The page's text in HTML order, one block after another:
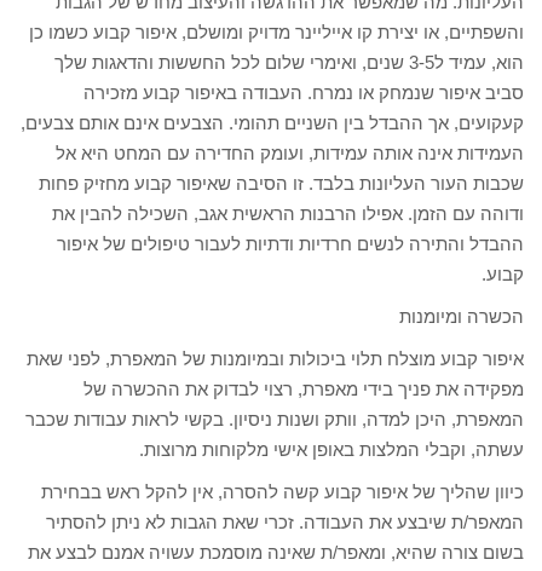
והשפתיים, או יצירת קו אייליינר מדויק ומושלם, איפור קבוע כשמו כן
הוא, עמיד ל3-5 שנים, ואימרי שלום לכל החששות והדאגות שלך
סביב איפור שנמחק או נמרח. העבודה באיפור קבוע מזכירה
קעקועים, אך ההבדל בין השניים תהומי. הצבעים אינם אותם צבעים,
העמידות אינה אותה עמידות, ועומק החדירה עם המחט היא אל
שכבות העור העליונות בלבד. זו הסיבה שאיפור קבוע מחזיק פחות
ודוהה עם הזמן. אפילו הרבנות הראשית אגב, השכילה להבין את
ההבדל והתירה לנשים חרדיות ודתיות לעבור טיפולים של איפור
קבוע.
הכשרה ומיומנות
איפור קבוע מוצלח תלוי ביכולות ובמיומנות של המאפרת, לפני שאת
מפקידה את פניך בידי מאפרת, רצוי לבדוק את ההכשרה של
המאפרת, היכן למדה, וותק ושנות ניסיון. בקשי לראות עבודות שכבר
עשתה, וקבלי המלצות באופן אישי מלקוחות מרוצות.
כיוון שהליך של איפור קבוע קשה להסרה, אין להקל ראש בבחירת
המאפר/ת שיבצע את העבודה. זכרי שאת הגבות לא ניתן להסתיר
בשום צורה שהיא, ומאפר/ת שאינה מוסמכת עשויה אמנם לבצע את